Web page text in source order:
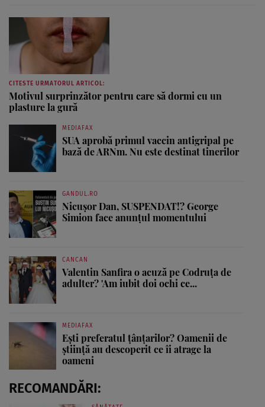
CITESTE URMATORUL ARTICOL:
Motivul surprinzător pentru care să dormi cu un
plasture la gură
MEDIAFAX
SUA aprobă primul vaccin antigripal pe
bază de ARNm. Nu este destinat tinerilor
GANDUL.RO
Nicușor Dan, SUSPENDAT!? George
Simion face anunțul momentului
CANCAN
Valentin Sanfira o acuză pe Codruța de
adulter? 'Am iubit doi ochi ce...
MEDIAFAX
Ești preferatul țânțarilor? Oamenii de
știință au descoperit ce îi atrage la
oameni
RECOMANDĂRI: